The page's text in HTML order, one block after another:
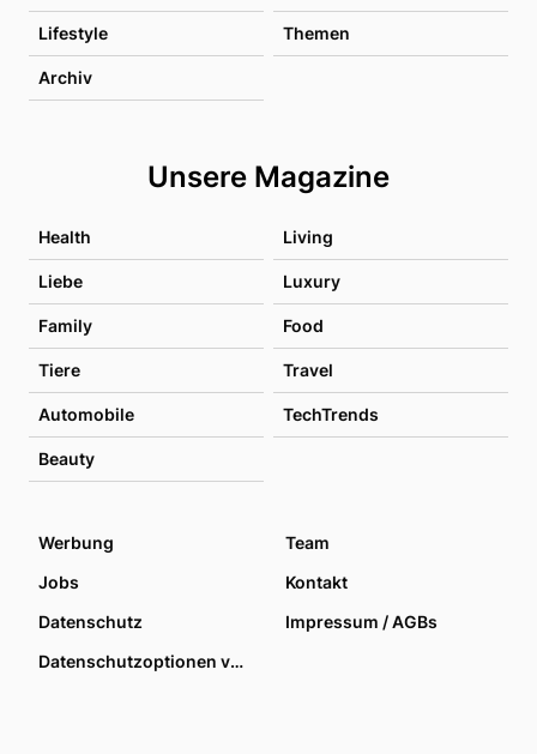
Lifestyle Themen
Archiv
Unsere Magazine
Health Living
Liebe Luxury
Family Food
Tiere Travel
Automobile TechTrends
Beauty
Werbung
Team
Jobs
Kontakt
Datenschutz
Impressum / AGBs
Datenschutzoptionen verwalten